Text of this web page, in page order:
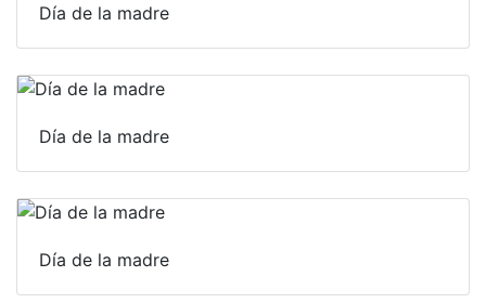
Día de la madre
Día de la madre
Día de la madre